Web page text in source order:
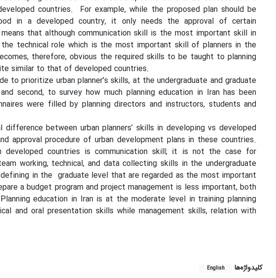
countries.
For example, while the proposed plan should be
in a developed country, it only needs the approval of certain
that although communication skill is the most important skill in
the technical role which is the most important skill of planners in the
therefore, obvious the required skills to be taught to planning
similar to that of developed countries.
to prioritize urban planner's skills, at the undergraduate and graduate
second, to survey how much planning education in Iran has been
were filled by planning directors and instructors, students and
between urban planners’ skills in developing vs developed
approval procedure of urban development plans in these countries.
countries is communication skill; it is not the case for
working, technical, and data collecting skills in the undergraduate
in the graduate level that are regarded as the most important
a budget program and project management is less important, both
education in Iran is at the moderate level in training planning
and oral presentation skills while management skills, relation with
کلیدواژه‌ها English